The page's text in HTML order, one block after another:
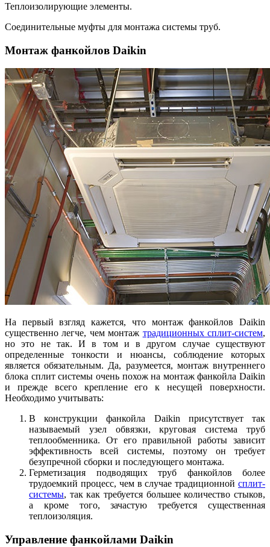
Теплоизолирующие элементы.
Соединительные муфты для монтажа системы труб.
Монтаж фанкойлов Daikin
На первый взгляд кажется, что монтаж фанкойлов Daikin
существенно легче, чем монтаж традиционных сплит-систем,
но это не так. И в том и в другом случае существуют
определенные тонкости и нюансы, соблюдение которых
является обязательным. Да, разумеется, монтаж внутреннего
блока сплит системы очень похож на монтаж фанкойла Daikin
и прежде всего крепление его к несущей поверхности.
Необходимо учитывать:
В конструкции фанкойла Daikin присутствует так
называемый узел обвязки, круговая система труб
теплообменника. От его правильной работы зависит
эффективность всей системы, поэтому он требует
безупречной сборки и последующего монтажа.
Герметизация подводящих труб фанкойлов более
трудоемкий процесс, чем в случае традиционной сплит-
системы, так как требуется большее количество стыков,
а кроме того, зачастую требуется существенная
теплоизоляция.
Управление фанкойлами Daikin